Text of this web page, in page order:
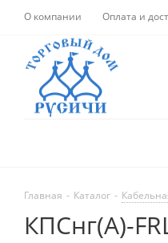
О компании Оплата и
Главная - Каталог -
КПСнг(А)-